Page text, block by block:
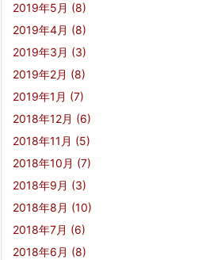
2019年5月 (8)
2019年4月 (8)
2019年3月 (3)
2019年2月 (8)
2019年1月 (7)
2018年12月 (6)
2018年11月 (5)
2018年10月 (7)
2018年9月 (3)
2018年8月 (10)
2018年7月 (6)
2018年6月 (8)